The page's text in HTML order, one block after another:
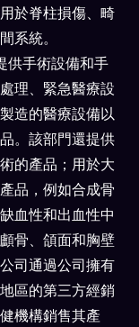
於脊柱損傷、畸
系統。
手術設備和手
理、緊急醫療設
造的醫療設備以
。該部門還提供
的產品；用於大
品，例如合成骨
血性和出血性中
骨、頜面和胸壁
司通過公司擁有
區的第三方經銷
機構銷售其產